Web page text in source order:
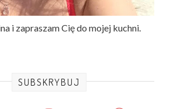
i zapraszam Cię do mojej kuchni.
SUBSKRYBUJ